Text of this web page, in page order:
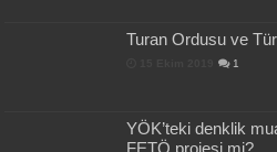
Turan Ordusu ve
1
YÖK’teki denklik
FETÖ projesi mi?